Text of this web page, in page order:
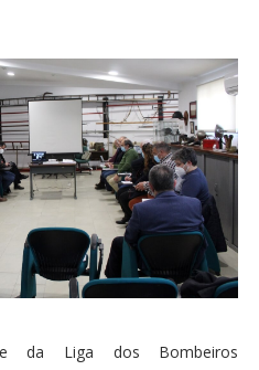
da Liga dos Bombeiros